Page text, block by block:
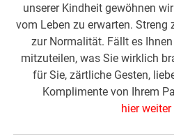
unserer Kindheit gewöhnen
vom Leben zu erwarten. Streng
zur Normalität. Fällt es
mitzuteilen, was Sie wirklich
für Sie, zärtliche Gesten,
Komplimente von Ihrem
hier weiter